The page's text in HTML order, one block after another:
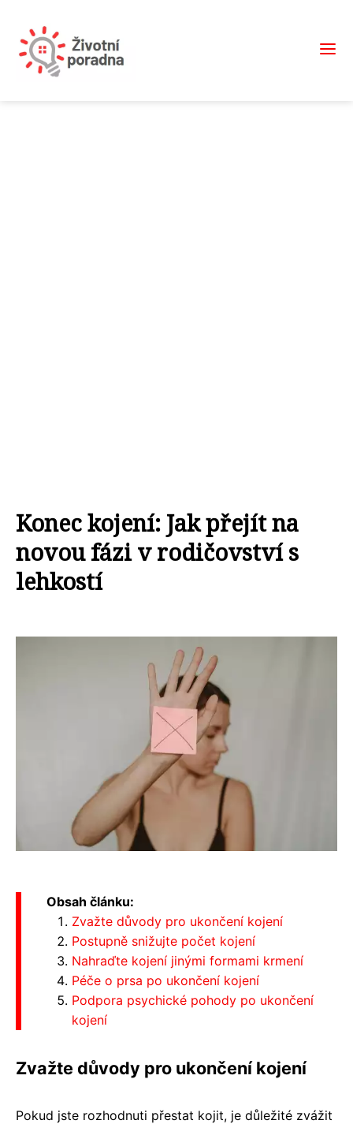
Konec kojení: Jak přejít na
novou fázi v rodičovství s
lehkostí
Obsah článku:
Zvažte důvody pro ukončení kojení
Postupně snižujte počet kojení
Nahraďte kojení jinými formami krmení
Péče o prsa po ukončení kojení
Podpora psychické pohody po ukončení
kojení
Zvažte důvody pro ukončení kojení
Pokud jste rozhodnuti přestat kojit, je důležité zvážit